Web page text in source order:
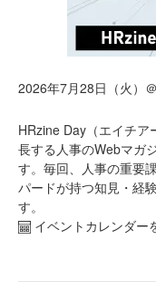
2026年7月28日（火）
HRzine Day（エイチ
長する人事のWebマガ
す。毎回、人事の重要
パードが持つ知見・経
す。
イベントカレンダー